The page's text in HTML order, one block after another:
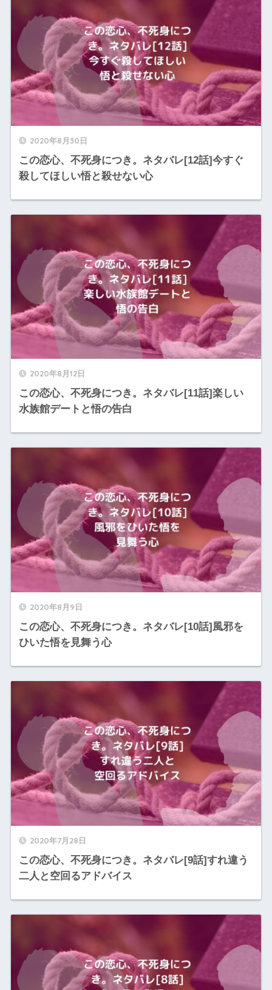
2020年8月30日
この恋心、不死身につき。ネタバレ[12話]今すぐ
殺してほしい悟と殺せない心
2020年8月12日
この恋心、不死身につき。ネタバレ[11話]楽しい
水族館デートと悟の告白
2020年8月9日
この恋心、不死身につき。ネタバレ[10話]風邪を
ひいた悟を見舞う心
2020年7月28日
この恋心、不死身につき。ネタバレ[9話]すれ違う
二人と空回るアドバイス